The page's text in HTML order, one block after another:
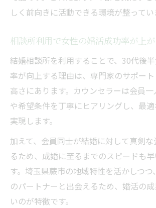
しく前向きに活動できる環境が整ってい
相談所利用で女性の婚活成功率が上
結婚相談所を利用することで、30代後
率が向上する理由は、専門家のサポー
高さにあります。カウンセラーは会員
や希望条件を丁寧にヒアリングし、最
実現します。
加えて、会員同士が結婚に対して真剣
るため、成婚に至るまでのスピードも
す。埼玉県蕨市の地域特性を活かしつ
のパートナーと出会えるため、婚活の
いのが特徴です。